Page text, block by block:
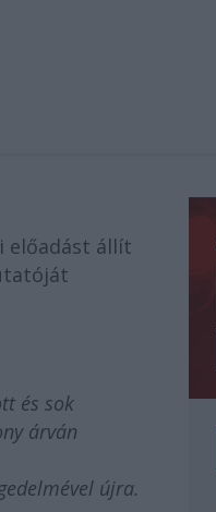
előadást állít
és sok
árván
újra.